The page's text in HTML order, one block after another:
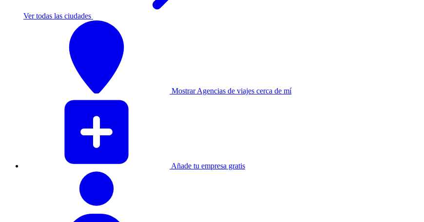
Ver todas las ciudades
Mostrar Agencias de viajes cerca de mí
Añade tu empresa gratis